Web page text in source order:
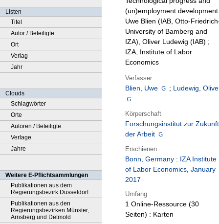
Listen
Titel
Autor / Beteiligte
Ort
Verlag
Jahr
Clouds
Schlagwörter
Orte
Autoren / Beteiligte
Verlage
Jahre
Weitere E-Pflichtsammlungen
Publikationen aus dem
Regierungsbezirk Düsseldorf
Publikationen aus den
Regierungsbezirken Münster,
Arnsberg und Detmold
(un)employment
Uwe Blien (IAB, Otto-
University of Bamberg and
IZA), Oliver Ludewig (IAB) ;
IZA, Institute of Labor
Economics
Verfasser
Blien, Uwe ; Ludewig,
Körperschaft
Forschungsinstitut zur Zukunft
der Arbeit
Erschienen
Bonn, Germany : IZA Institute
of Labor Economics, January
2017
Umfang
1 Online-Ressource (30
Seiten) : Karten